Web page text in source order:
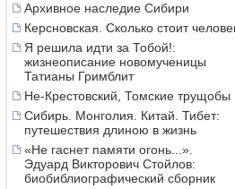
Архивное наследие Сибири
Керсновская. Сколько стоит
Я решила идти за Тобой!:
жизнеописание новомученицы
Татианы Гримблит
Не-Крестовский, Томские трущобы
Сибирь. Монголия. Китай. Тибет:
путешествия длиною в жизнь
«Не гаснет памяти огонь...».
Эдуард Викторович Стойлов:
биобиблиографический сборник